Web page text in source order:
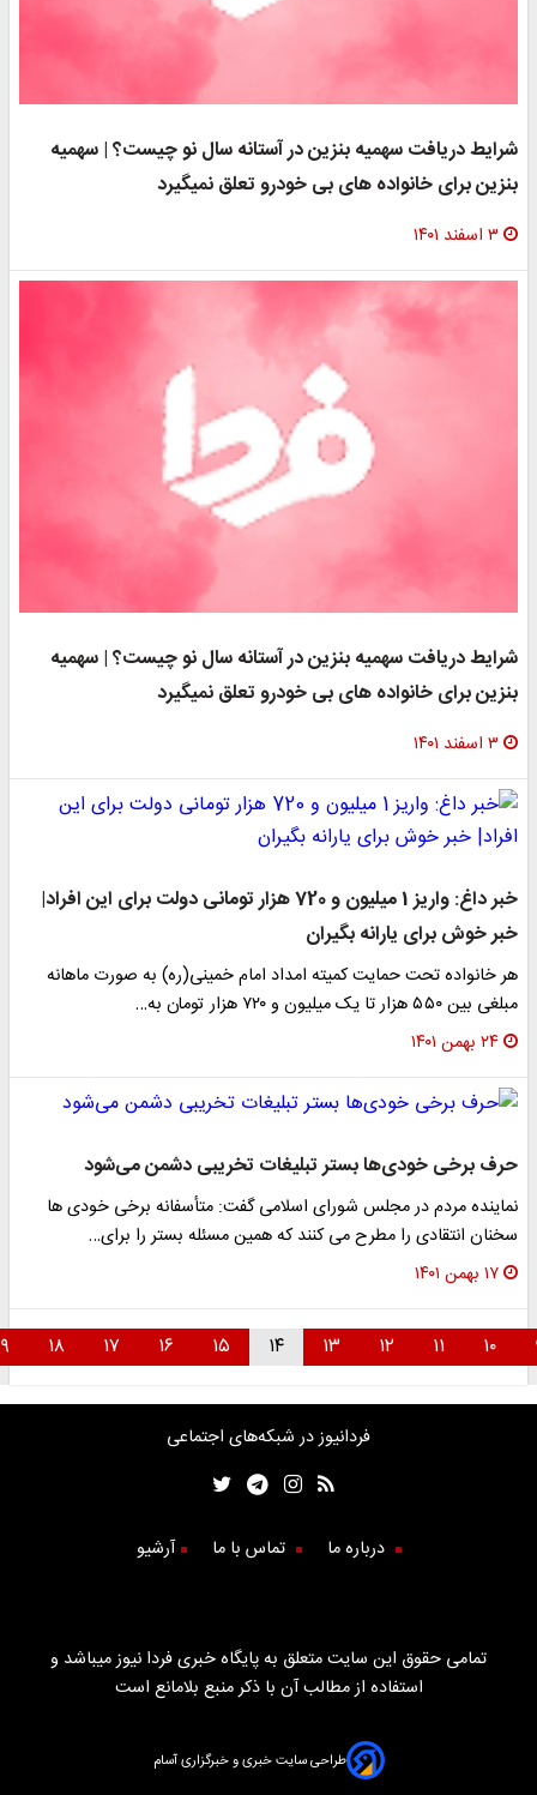
دریافت سهمیه بنزین در آستانه سال نو چیست؟ | سهمیه
برای خانواده های بی خودرو تعلق نمیگیرد
۳ اسفند ۱۴۰۱
دریافت سهمیه بنزین در آستانه سال نو چیست؟ | سهمیه
برای خانواده های بی خودرو تعلق نمیگیرد
۳ اسفند ۱۴۰۱
خبر داغ: واریز 1 میلیون و 720 هزار تومانی دولت برای این افراد|
خوش برای یارانه بگیران
خانواده تحت حمایت کمیته امداد امام خمینی(ره) به صورت ماهانه
۵۵۰ هزار تا یک میلیون و ۷۲۰ هزار تومان به…
۲۴ بهمن ۱۴۰۱
برخی خودی‌ها بستر تبلیغات تخریبی دشمن می‌شود
مردم در مجلس شورای اسلامی گفت: متأسفانه برخی خودی ها
انتقادی را مطرح می کنند که همین مسئله بستر را برای…
۱۷ بهمن ۱۴۰۱
فردانیوز در شبکه‌های اجتماعی
درباره ما تماس با ما آرشیو
تمامی حقوق این سایت متعلق به پایگاه خبری فردا نیوز میباشد و
استفاده از مطالب آن با ذکر منبع بلامانع است
طراحی سایت خبری و خبرگزاری آسام